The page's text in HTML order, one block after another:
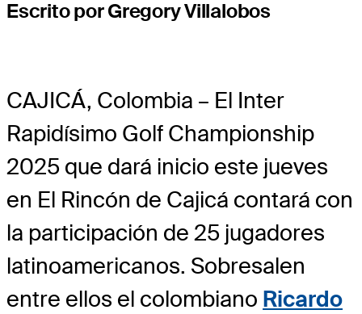
Escrito por Gregory Villalobos
CAJICÁ, Colombia – El Inter
Rapidísimo Golf Championship
2025 que dará inicio este jueves
en El Rincón de Cajicá contará con
la participación de 25 jugadores
latinoamericanos. Sobresalen
entre ellos el colombiano Ricardo